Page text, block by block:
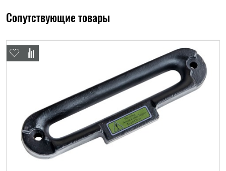
Сопутствующие товары
Отправить